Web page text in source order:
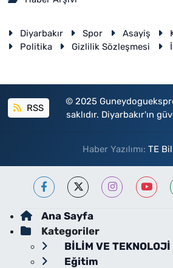
Diyarbakır Spor Asayiş
Politika
Gizlilik Sözleşmesi
RSS
© 2025
saklıdır. Diyarbakır'ın
Haber Yazılımı: TE
Ana Sayfa
Kategoriler
BİLİM VE TEKNOLOJİ
Eğitim